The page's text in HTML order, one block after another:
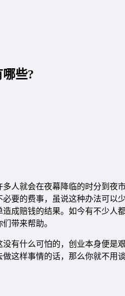
些?
人就会在夜幕降临的时分到
要的费事，虽说这种办法可以
成赔钱的结果。如今有不少人
带来帮助。
有什么可怕的，创业本身便是
这样事情的话，那么你就不